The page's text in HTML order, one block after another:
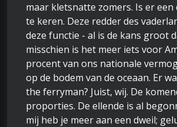
maar kletsnatte zomers. Is er
te keren. Deze redder des
deze functie - al is de kans groot
misschien is het meer iets voor
procent van ons nationale
op de bodem van de oceaan. Er
the ferryman? Juist, wij. De
proporties. De ellende is al
mij heb je meer aan een dweil;